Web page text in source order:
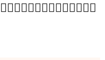
𞯒
𞯓
𞯔
𞯕
𞯖
𞯗
𞯘
𞯙
𞯚
𞯛
𞯜
𞯝
𞯞
𞯟